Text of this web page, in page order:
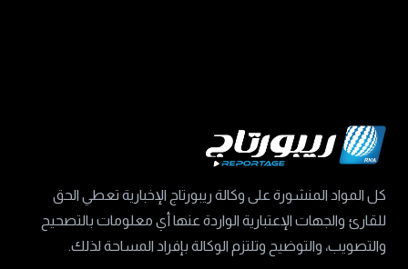
كل المواد المنشورة على وكالة ريبورتاج الإخبارية تعطي الحق
للقارئ والجهات الإعتبارية الواردة عنها أي معلومات بالتصحيح
والتصويب، والتوضيح وتلتزم الوكالة بإفراد المساحة لذلك.